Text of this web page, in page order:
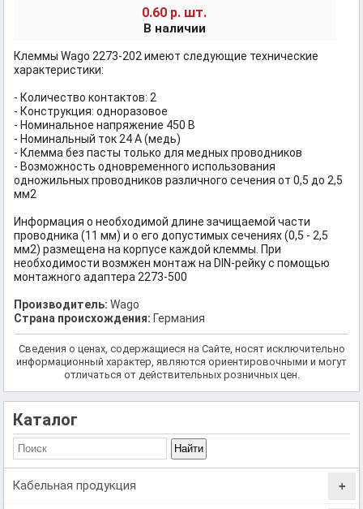
0.60 р. шт.
В наличии
Клеммы Wago 2273-202 имеют следующие технические
характеристики:
- Количество контактов: 2
- Конструкция: одноразовое
- Номинальное напряжение 450 В
- Номинальный ток 24 А (медь)
- Клемма без пасты только для медных проводников
- Возможность одновременного использования
одножильных проводников различного сечения от 0,5 до 2,5
мм2
Информация о необходимой длине зачищаемой части
проводника (11 мм) и о его допустимых сечениях (0,5 - 2,5
мм2) размещена на корпусе каждой клеммы. При
необходимости возмжен монтаж на DIN-рейку с помощью
монтажного адаптера 2273-500
Производитель: Wago
Страна происхождения: Германия
Сведения о ценах, содержащиеся на Сайте, носят исключительно
информационный характер, являются ориентировочными и могут
отличаться от действительных розничных цен.
Каталог
Кабельная продукция